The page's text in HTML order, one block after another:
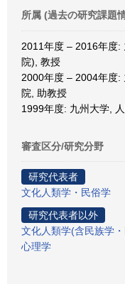
所属 (過去の研究課題
2011年度 – 2016年度:
院), 教授
2000年度 – 2004年度:
院, 助教授
1999年度: 九州大学,
審査区分/研究分野
研究代表者
文化人類学・民俗学
研究代表者以外
文化人類学(含民族学
心理学